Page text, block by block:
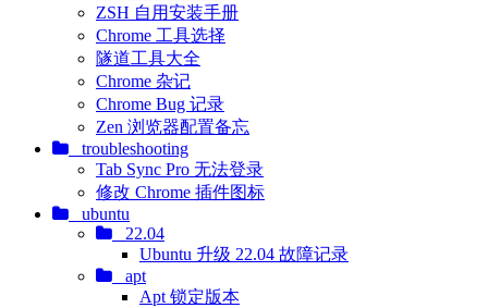
ZSH 自用安装手册
Chrome 工具选择
隧道工具大全
Chrome 杂记
Chrome Bug 记录
Zen 浏览器配置备忘
troubleshooting
Tab Sync Pro 无法登录
修改 Chrome 插件图标
ubuntu
22.04
Ubuntu 升级 22.04 故障记录
apt
Apt 锁定版本